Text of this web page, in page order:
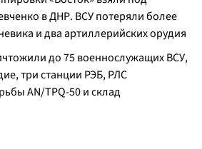
в ДНР. ВСУ потеряли более
и два артиллерийских орудия
до 75 военнослужащих ВСУ,
три станции РЭБ, РЛС
AN/TPQ-50 и склад